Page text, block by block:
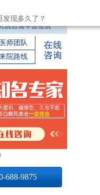
医师团队
院路线
688-9875
现多久了？